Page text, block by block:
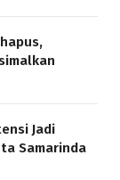
Jadi
Samarinda